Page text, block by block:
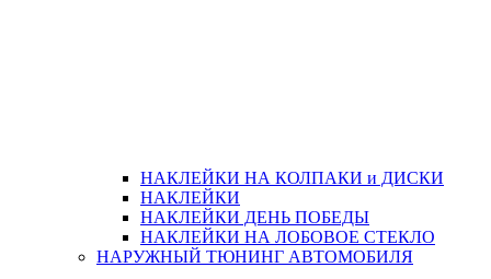
НАКЛЕЙКИ НА КОЛПАКИ и ДИСКИ
НАКЛЕЙКИ
НАКЛЕЙКИ ДЕНЬ ПОБЕДЫ
НАКЛЕЙКИ НА ЛОБОВОЕ СТЕКЛО
НАРУЖНЫЙ ТЮНИНГ АВТОМОБИЛЯ